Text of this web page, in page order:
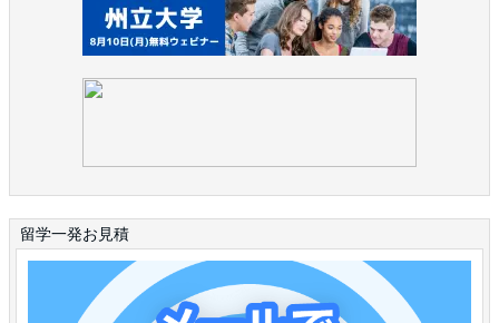
留学一発お見積